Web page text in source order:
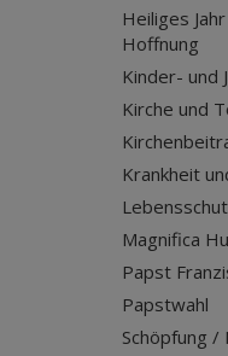
Heiliges
Hoffnung
Kinder- und
Kirche und
Krankheit
Magnifica
Papst
Papstwahl
Schöpfung /